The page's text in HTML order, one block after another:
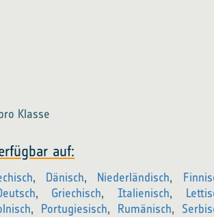
Klasse
auf:
, Dänisch, Niederländisch,
, Griechisch, Italienisch,
, Portugiesisch, Rumänisch,